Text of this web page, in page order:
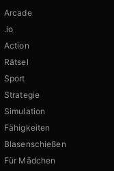
Arcade
.io
Action
Rätsel
Sport
Strategie
Simulation
Fähigkeiten
Blasenschießen
Für Mädchen